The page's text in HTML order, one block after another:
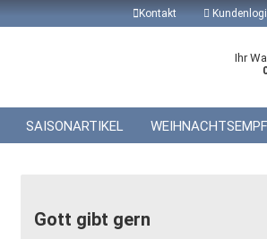
Kontakt
Ihr
SAISONARTIKEL
Gott gibt gern